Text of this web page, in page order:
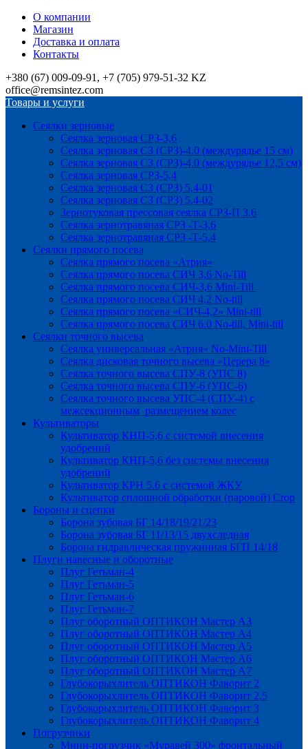
О компании
Магазин
Доставка и оплата
Контакты
+380 (67) 009-09-91, +7 (705) 979-51-32 KZ
office@remsintez.com
Товары и услуги
Сеялки зерновые
Сеялка зерновая СРЗ-3,6
Сеялка зерновая СЗ (СРЗ)-4.0 (междурядье 15 см)
Сеялка зерновая СЗ (СРЗ)-4.0 (междурядье 12,5 см)
Сеялка зерновая СРЗ-5,4
Сеялка зерновая СЗ (СРЗ) 5,4-01
Сеялка зерновая СЗ (СРЗ) 5,4-02
Зернотуковая прессовая сеялка СРЗ-П 3.6
Сеялка зернотравяная СРЗ -Т-3,6
Сеялка зернотравяная СРЗ -Т-5,4
Сеялки прямого посева
Сеялка прямого посева «Атрия»
Сеялка прямого посева СИЧ 3,6 No-Till
Сеялка прямого посева СИЧ-3,6 Mini-Till
Сеялка прямого посева СИЧ 4,2 No-till
Сеялка прямого посева «СИЧ-4,2» Mini-till
Сеялка прямого посева СИЧ 6.0 No-till, Mini-till
Сеялки точного высева
Сеялка универсальная «Атрия» No-Mini-Till
Сеялка дисковая точного высева «Церера 8»
Сеялка точного высева СПУ-8 (УПС 8)
Сеялка точного высева СПУ-6 (УПС-6)
Сеялка точного высева УПС-4 (СПУ-4) с
межсекционным размещением колес
Культиваторы
Культиватор КНП-5,6 с системой внесения
удобрений
Культиватор КНП-5,6 без системы внесения
удобрений
Культиватор КРН 5.6 с системой ЖКУ
Культиватор сплошной обработки (паровой) Crop
Бороны и сцепки
Борона зубовая БГ 14/18/19/21/23
Борона зубовая БГ 11/13/15 двухследная
Борона гидравлическая пружинная БГП 14/18
Плуги навесные и оборотные
Плуг Гетьман-4
Плуг Гетьман-5
Плуг Гетьман-6
Плуг Гетьман-7
Плуг оборотный ОПТИКОН Мастер А3
Плуг оборотный ОПТИКОН Мастер А4
Плуг оборотный ОПТИКОН Мастер А5
Плуг оборотный ОПТИКОН Мастер А6
Плуг оборотный ОПТИКОН Мастер А7
Глубокорыхлитель ОПТИКОН Фаворит 2
Глубокорыхлитель ОПТИКОН Фаворит 2,5
Глубокорыхлитель ОПТИКОН Фаворит 3
Глубокорыхлитель ОПТИКОН Фаворит 4
Погрузчики
Мини-погрузчик «Муравей 300» фронтальный